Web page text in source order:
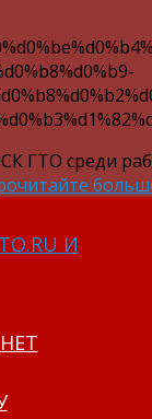
ГТО среди
И